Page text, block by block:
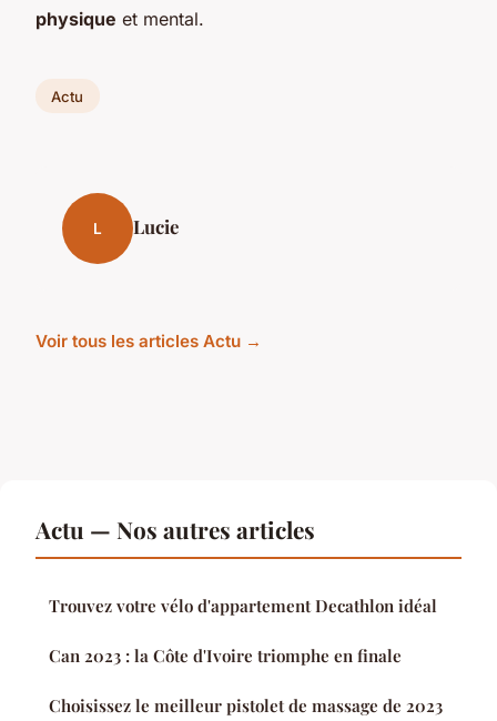
physique et mental.
Actu
L Lucie
Voir tous les articles Actu →
Actu — Nos autres articles
Trouvez votre vélo d'appartement Decathlon idéal
Can 2023 : la Côte d'Ivoire triomphe en finale
Choisissez le meilleur pistolet de massage de 2023